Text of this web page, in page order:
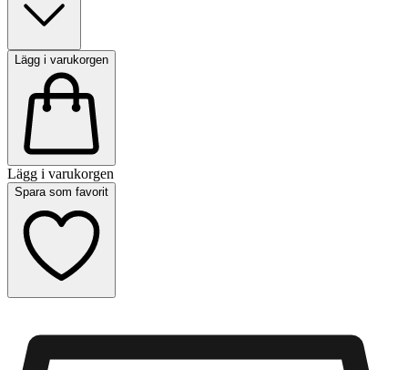
Lägg i varukorgen
Lägg i varukorgen
Spara som favorit